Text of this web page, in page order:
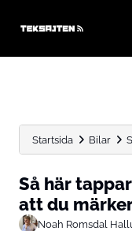
Startsida Bilar
Så här
att du
Noah Romsdal